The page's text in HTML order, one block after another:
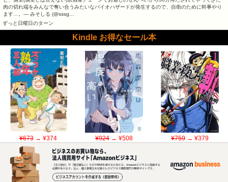
肉の切れ端をみんなで奪い合うみたいなバイオハザードが発生するので、自衛のために幹事やり
ます…。— みそしる (@sssg…
ずっと日曜日のターン
Kindle お得なセール本
¥673→ ¥374 ¥924→ ¥508 ¥759→ ¥379